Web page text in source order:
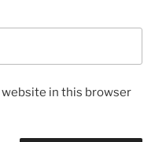
website in this browser